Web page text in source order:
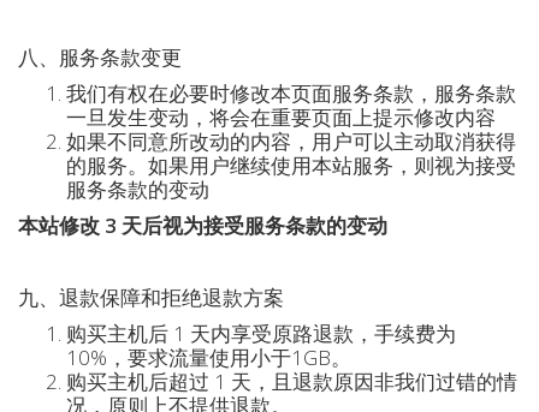
八、服务条款变更
我们有权在必要时修改本页面服务条款，服务条款
一旦发生变动，将会在重要页面上提示修改内容
如果不同意所改动的内容，用户可以主动取消获得
的服务。如果用户继续使用本站服务，则视为接受
服务条款的变动
本站修改 3 天后视为接受服务条款的变动
九、退款保障和拒绝退款方案
购买主机后 1 天内享受原路退款，手续费为
10%，要求流量使用小于1GB。
购买主机后超过 1 天，且退款原因非我们过错的情
况，原则上不提供退款。